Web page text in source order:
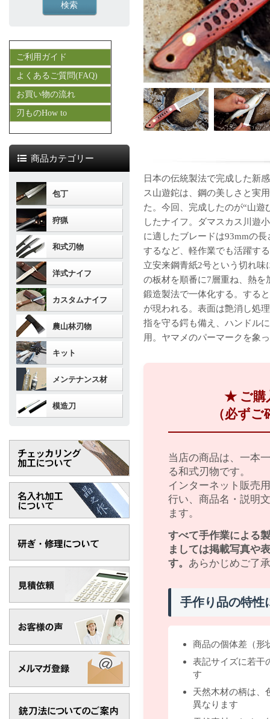
日本の伝統製法で完成した新
ス山遊鉈は、鋼の美しさと実
た。今回、完成したのが“山遊
したナイフ。ダマスカス川遊
に適したブレードは93mmの
するなど、軽作業でも活躍す
立安来鋼青紙2号という切れ
の板材を順番に7層重ね、熱
鍛造製法で一体化する。する
が現われる。表面は艶消し処
指を守る鍔も備え、ハンドル
用。ヤマメのパーマークを象
★ ご購
（必ず
当店の商品は、一本
る和式刃物です。
インターネット販売
行い、商品名・説明
ます。
すべて手作業による
ましては掲載写真や
す。 あらかじめご了
手作り品の特性
商品の個体差（形
表記サイズに若干
す
天然木材の柄は、
異なります
ご利用ガイド
よくあるご質問(FAQ)
お買い物の流れ
刃ものHow to
商品カテゴリー
包丁
狩猟
和式刃物
洋式ナイフ
カスタムナイフ
農山林刃物
キット
メンテナンス材
模造刀